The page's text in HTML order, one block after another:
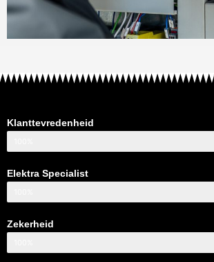
Klanttevredenheid
Elektra Specialist
Zekerheid